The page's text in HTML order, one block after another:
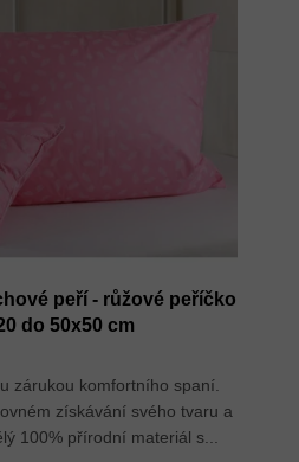
peří - růžové peříčko
do 50x50 cm
zárukou komfortního spaní.
získávání svého tvaru a
100% přírodní materiál s...